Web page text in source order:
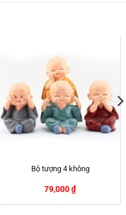
Bộ tượng 4 không
79,000₫